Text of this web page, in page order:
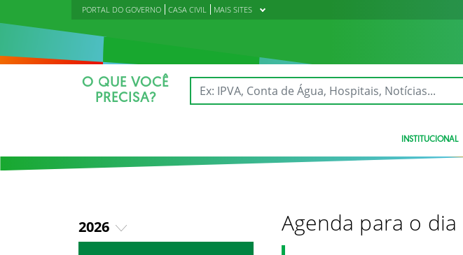
PORTAL DO GOVERNO CASA CIVIL MAIS SITES
O QUE VOCÊ
PRECISA?
INSTITUCIONAL
2026
Agenda para o dia